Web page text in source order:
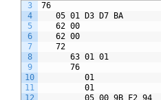
3
4
5
6
7
8
9
10
11
76
05 01 D3 D7 BA
62 00
62 00
72
63 01 01
76
01
01